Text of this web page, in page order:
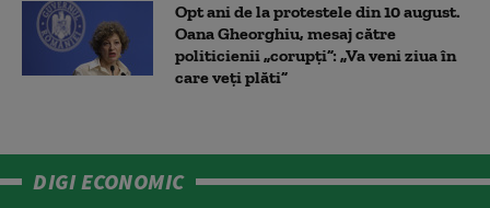
Opt ani de la protestele din 10 august.
Oana Gheorghiu, mesaj către
politicienii „corupți”: „Va veni ziua în
care veţi plăti”
DIGI ECONOMIC